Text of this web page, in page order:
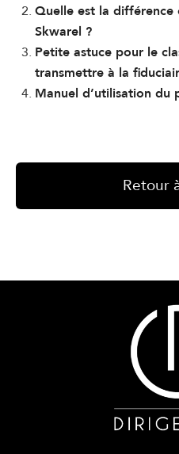
Quelle est la
Skwarel ?
Petite astuce pour le
transmettre à la
Manuel d’utilisation du
Retour